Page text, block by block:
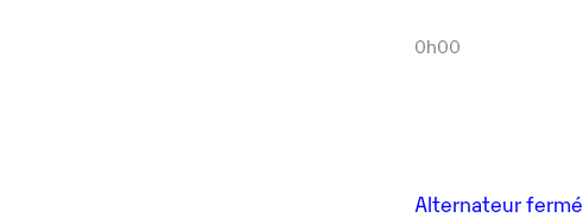
0h00
Alternateur fermé